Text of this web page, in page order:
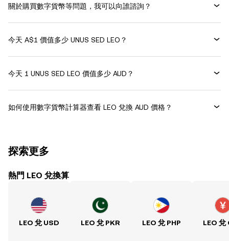
關於購買數字貨幣等問題，我可以向誰諮詢？
今天 A$1 價值多少 UNUS SED LEO？
今天 1 UNUS SED LEO 價值多少 AUD？
如何使用數字貨幣計算器查看 LEO 兌換 AUD 價格？
探索更多
熱門 LEO 兌換算
LEO 兌 USD LEO 兌 PKR LEO 兌 PHP LEO 兌